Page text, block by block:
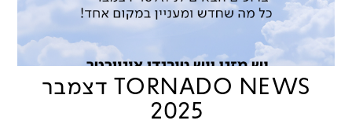
TORNADO NEWS דצמבר
2025